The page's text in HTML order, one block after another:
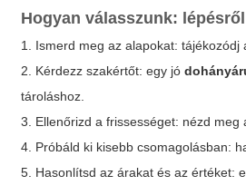
Hogyan válasszunk:
1. Ismerd meg az alapokat:
2. Kérdezz szakértőt: egy jó
tároláshoz.
3. Ellenőrizd a frissességet: nézd
4. Próbáld ki kisebb csomagolásban:
5. Hasonlítsd az árakat és az értéket: